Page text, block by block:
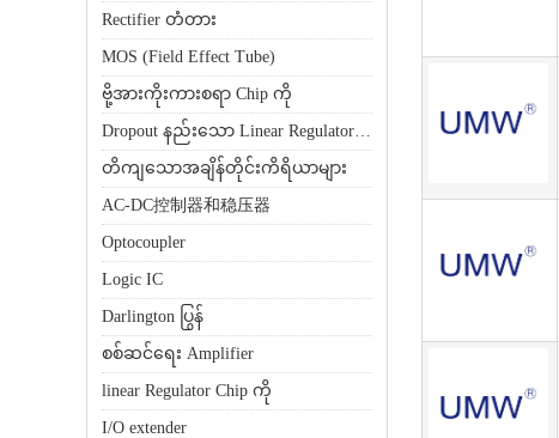
Rectifier တံတား
MOS (Field Effect Tube)
ဗို့အားကိုးကားစရာ Chip ကို
Dropout နည်းသော Linear Regulator (LDO)
တိကျသောအချိန်တိုင်းကိရိယာများ
AC-DC控制器和稳压器
Optocoupler
Logic IC
Darlington ပြွန်
စစ်ဆင်ရေး Amplifier
linear Regulator Chip ကို
I/O extender